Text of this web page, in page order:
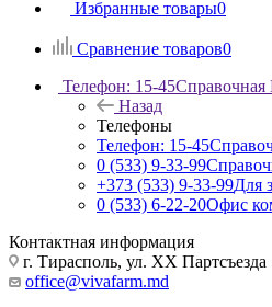
Избранные товары0
Сравнение товаров0
Телефон: 15-45
Назад
Телефоны
Телефон: 15-45
0 (533) 9-33-99
+373 (533) 9-33-99Для
0 (533) 6-22-20Офис
Контактная информация
г. Тирасполь, ул. ХХ Партсъезда
office@vivafarm.md